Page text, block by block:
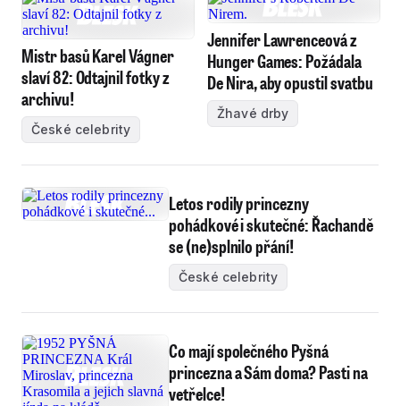
Mistr basů Karel Vágner
slaví 82: Odtajnil fotky z
archivu!
České celebrity
Jennifer Lawrenceová z
Hunger Games: Požádala
De Nira, aby opustil svatbu
Žhavé drby
Letos rodily princezny
pohádkové i skutečné: Řachandě
se (ne)splnilo přání!
České celebrity
Co mají společného Pyšná
princezna a Sám doma? Pasti na
vetřelce!